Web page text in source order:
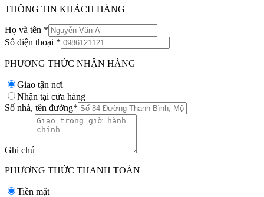
THÔNG TIN KHÁCH HÀNG
Họ và tên *
Số điện thoại *
PHƯƠNG THỨC NHẬN HÀNG
Giao tận nơi
Nhận tại cửa hàng
Số nhà, tên đường*
Ghi chú
PHƯƠNG THỨC THANH TOÁN
Tiền mặt